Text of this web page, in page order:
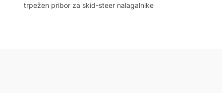
trpežen pribor za skid-steer nalagalnike